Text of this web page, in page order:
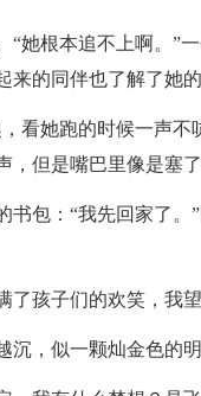
“她根本追不上啊。
的同伴也了解了她的
看她跑的时候一声
，但是嘴巴里像是塞
书包：“我先回家了
了孩子们的欢笑，我
沉，似一颗灿金色的